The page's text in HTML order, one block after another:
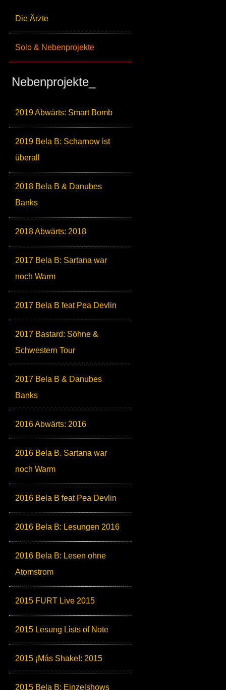
Die Ärzte
Solo & Nebenprojekte
Nebenprojekte_
2019 Abwärts: Smart Bomb
2019 Bela B: Scharnow ist
überall
2018 Bela B & Danubes
Banks
2018 Abwärts: 2018
2017 Bela B: Sartana war
noch Warm
2017 Bela B feat Pea Devlin
2017 Bastard: Söhne &
Schwestern Tour
2017 Bela B & Danubes
Banks
2016 Abwärts: 2016
2016 Bela B. Sartana war
noch Warm
2016 Bela B feat Pea Devlin
2016 Bela B: Lesungen 2016
2016 Bela B: Lesen ohne
Atomstrom
2015 FURT Live 2015
2015 Lesung Lists of Note
2015 ¡Más Shake!: 2015
2015 Bela B: Einzelshows